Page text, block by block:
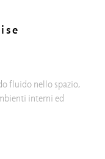
fluido nello spazio,
interni ed